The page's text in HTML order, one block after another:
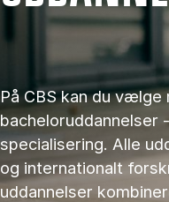
På CBS kan du vælge
bacheloruddannelser
specialisering. Alle
og internationalt
uddannelser